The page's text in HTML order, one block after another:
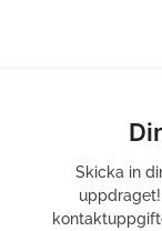
Skicka in